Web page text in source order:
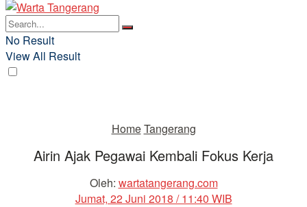
No Result
View All Result
HomeTangerang
Airin Ajak Pegawai Kembali Fokus Kerja
Oleh: wartatangerang.com
Jumat, 22 Juni 2018 / 11:40 WIB